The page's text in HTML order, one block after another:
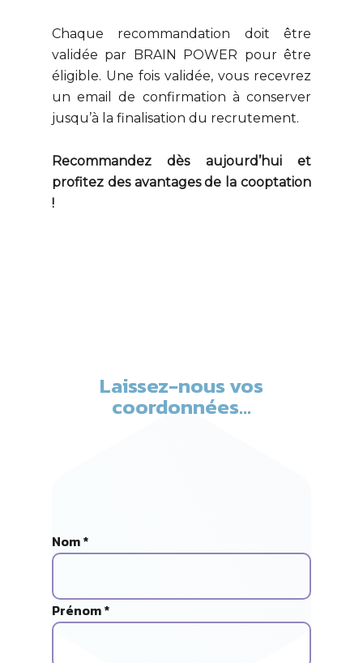
Chaque recommandation doit être
validée par BRAIN POWER pour être
éligible. Une fois validée, vous recevrez
un email de confirmation à conserver
jusqu’à la finalisation du recrutement.
Recommandez dès aujourd’hui et
profitez des avantages de la cooptation
!
Laissez-nous vos
coordonnées...
Nom *
Prénom *